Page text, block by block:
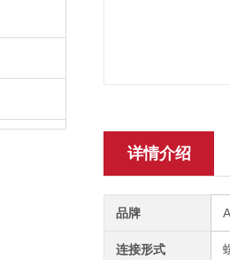
详情介绍
品牌
连接形式